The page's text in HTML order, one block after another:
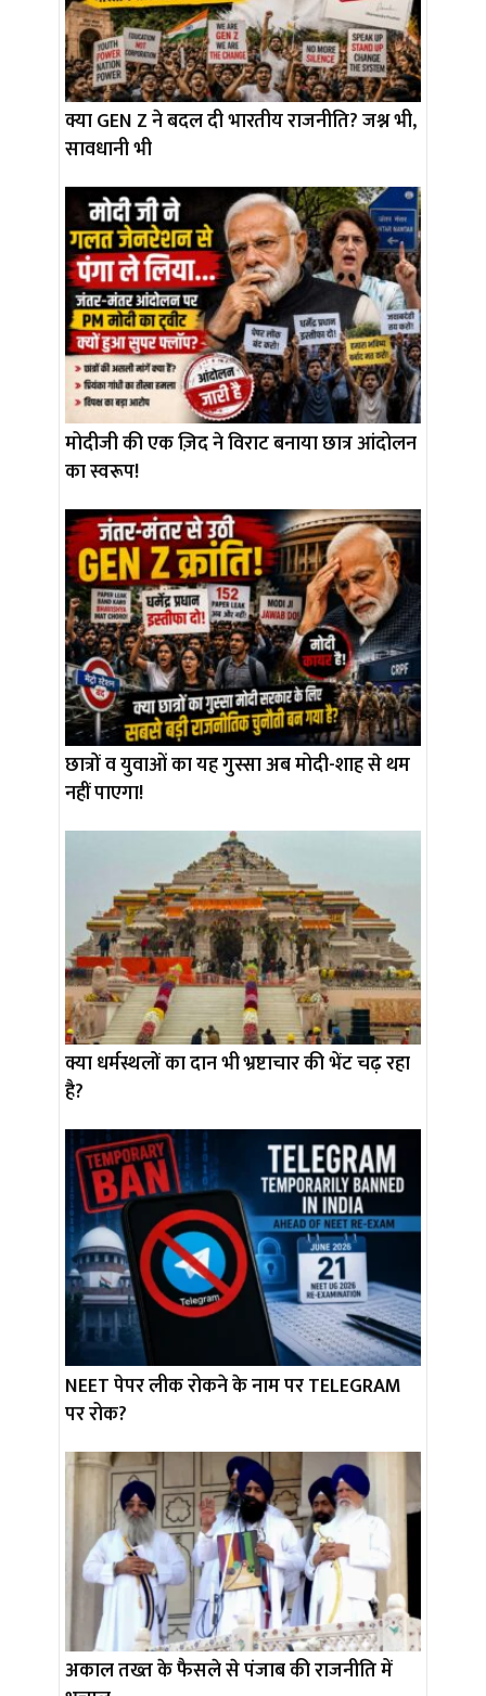
क्या GEN Z ने बदल दी भारतीय राजनीति? जश्न भी,
सावधानी भी
मोदीजी की एक ज़िद ने विराट बनाया छात्र आंदोलन
का स्वरूप!
छात्रों व युवाओं का यह गुस्सा अब मोदी-शाह से थम
नहीं पाएगा!
क्या धर्मस्थलों का दान भी भ्रष्टाचार की भेंट चढ़ रहा
है?
NEET पेपर लीक रोकने के नाम पर TELEGRAM
पर रोक?
अकाल तख्त के फैसले से पंजाब की राजनीति में